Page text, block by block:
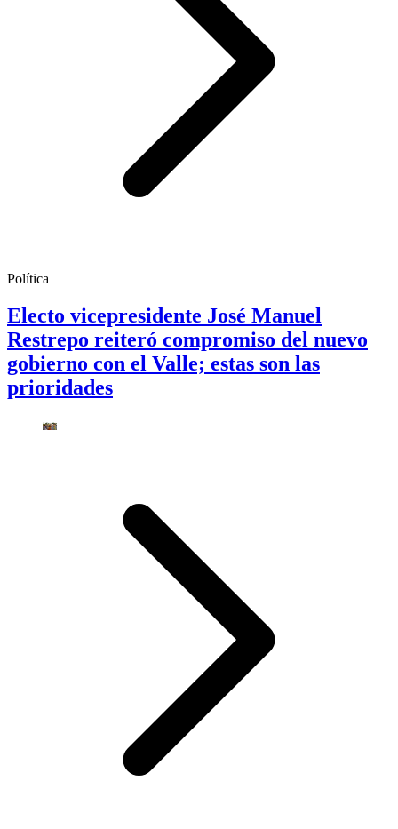
Política
Electo vicepresidente José Manuel
Restrepo reiteró compromiso del nuevo
gobierno con el Valle; estas son las
prioridades